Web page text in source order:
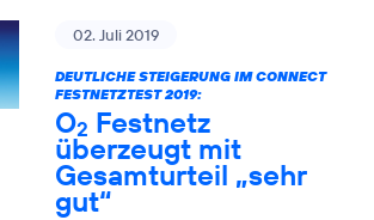
02. Juli 2019
DEUTLICHE STEIGERUNG IM CONNECT
FESTNETZTEST 2019:
O2 Festnetz
überzeugt mit
Gesamturteil „sehr
gut“